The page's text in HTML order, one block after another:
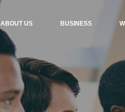
ABOUT US BUSINESS